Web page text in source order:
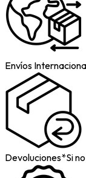
Envíos
Devoluciones*Si